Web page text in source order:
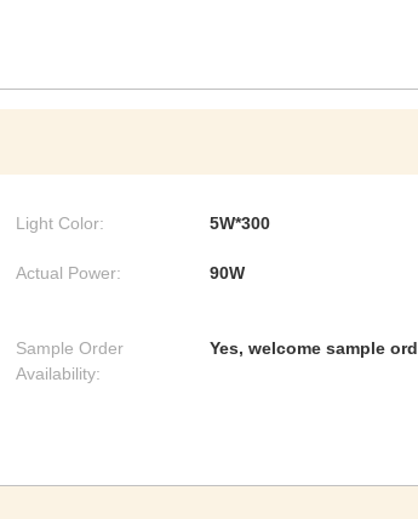
Light Color: 5W*300
Actual Power: 90W
Sample Order
Availability:
Yes, welcome sample